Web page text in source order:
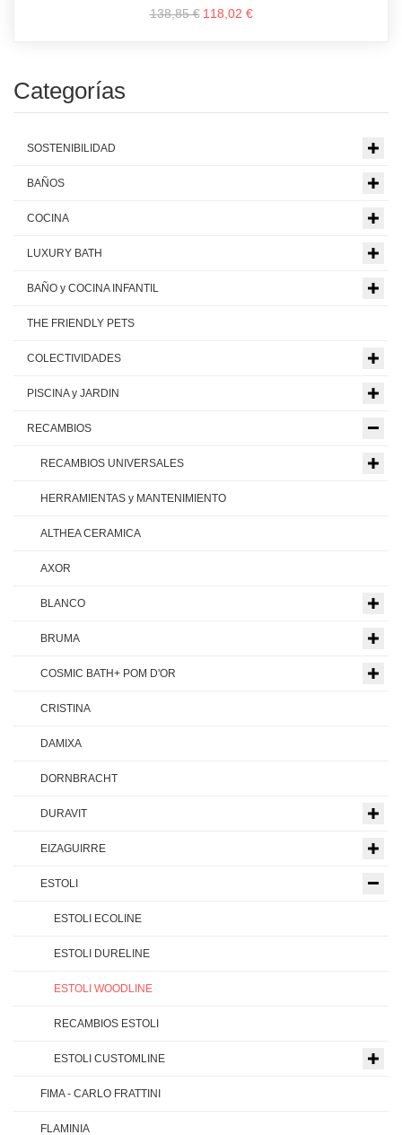
138,85 € 118,02 €
Categorías
SOSTENIBILIDAD
BAÑOS
COCINA
LUXURY BATH
BAÑO y COCINA INFANTIL
THE FRIENDLY PETS
COLECTIVIDADES
PISCINA y JARDIN
RECAMBIOS
RECAMBIOS UNIVERSALES
HERRAMIENTAS y MANTENIMIENTO
ALTHEA CERAMICA
AXOR
BLANCO
BRUMA
COSMIC BATH+ POM D'OR
CRISTINA
DAMIXA
DORNBRACHT
DURAVIT
EIZAGUIRRE
ESTOLI
ESTOLI ECOLINE
ESTOLI DURELINE
ESTOLI WOODLINE
RECAMBIOS ESTOLI
ESTOLI CUSTOMLINE
FIMA - CARLO FRATTINI
FLAMINIA